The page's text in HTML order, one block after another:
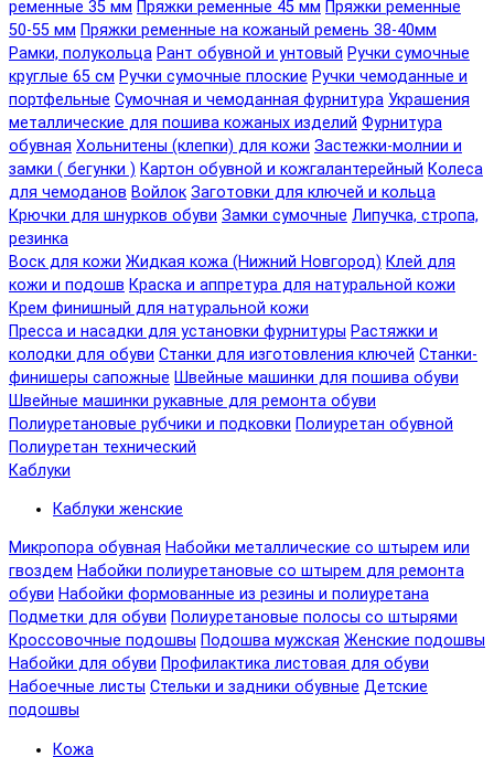
ременные 35 мм Пряжки ременные 45 мм Пряжки ременные
50-55 мм Пряжки ременные на кожаный ремень 38-40мм
Рамки, полукольца Рант обувной и унтовый Ручки сумочные
круглые 65 см Ручки сумочные плоские Ручки чемоданные и
портфельные Сумочная и чемоданная фурнитура Украшения
металлические для пошива кожаных изделий Фурнитура
обувная Хольнитены (клепки) для кожи Застежки-молнии и
замки ( бегунки ) Картон обувной и кожгалантерейный Колеса
для чемоданов Войлок Заготовки для ключей и кольца
Крючки для шнурков обуви Замки сумочные Липучка, стропа,
резинка
Воск для кожи Жидкая кожа (Нижний Новгород) Клей для
кожи и подошв Краска и аппретура для натуральной кожи
Крем финишный для натуральной кожи
Пресса и насадки для установки фурнитуры Растяжки и
колодки для обуви Станки для изготовления ключей Станки-
финишеры сапожные Швейные машинки для пошива обуви
Швейные машинки рукавные для ремонта обуви
Полиуретановые рубчики и подковки Полиуретан обувной
Полиуретан технический
Каблуки
Каблуки женские
Микропора обувная Набойки металлические со штырем или
гвоздем Набойки полиуретановые со штырем для ремонта
обуви Набойки формованные из резины и полиуретана
Подметки для обуви Полиуретановые полосы со штырями
Кроссовочные подошвы Подошва мужская Женские подошвы
Набойки для обуви Профилактика листовая для обуви
Набоечные листы Стельки и задники обувные Детские
подошвы
Кожа